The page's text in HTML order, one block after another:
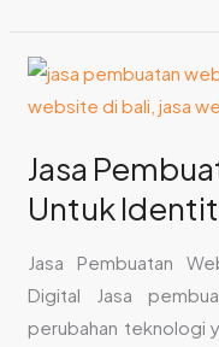
Jasa
Untuk
Jasa Pembuatan
Digital Jasa
perubahan teknologi
Jasa
Pembuatan
Bali
Untuk
Bisnis
Digital